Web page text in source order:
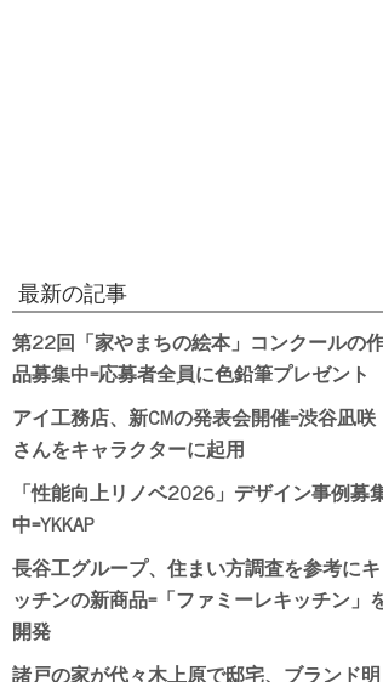
最新の記事
第22回「家やまちの絵本」コンクールの
品募集中=応募者全員に色鉛筆プレゼント
アイ工務店、新CMの発表会開催=渋谷凪咲
さんをキャラクターに起用
「性能向上リノベ2026」デザイン事例募
中=YKKAP
長谷工グループ、住まい方調査を参考にキ
ッチンの新商品=「ファミーレキッチン」
開発
諸戸の家が代々木上原で邸宅、ブランド明